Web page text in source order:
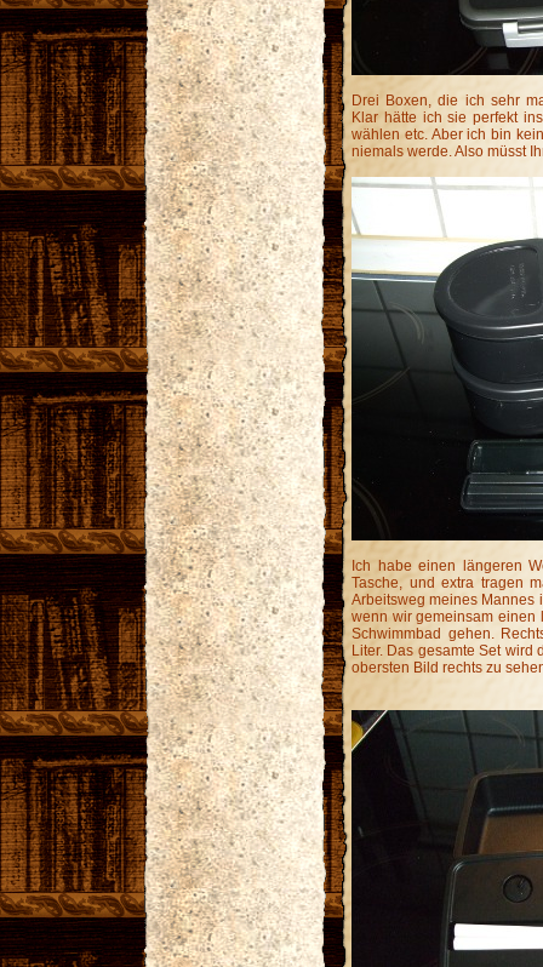
Drei Boxen, die ich sehr
Klar hätte ich sie perfekt
wählen etc. Aber ich bin
niemals werde. Also müsst
Ich habe einen längeren
Tasche, und extra tragen
Arbeitsweg meines Mannes
wenn wir gemeinsam einen
Schwimmbad gehen.
Liter. Das gesamte Set wird
obersten Bild rechts zu